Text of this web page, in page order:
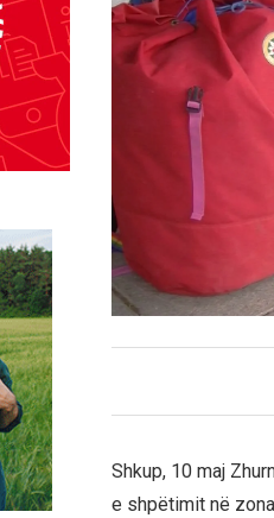
Shkup, 10 maj
e shpëtimit në